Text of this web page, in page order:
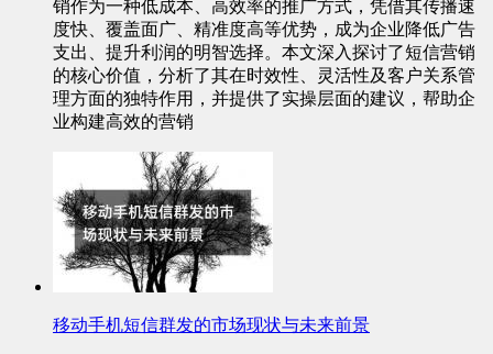
销作为一种低成本、高效率的推广方式，凭借其传播速
度快、覆盖面广、精准度高等优势，成为企业降低广告
支出、提升利润的明智选择。本文深入探讨了短信营销
的核心价值，分析了其在时效性、灵活性及客户关系管
理方面的独特作用，并提供了实操层面的建议，帮助企
业构建高效的营销
移动手机短信群发的市场现状与未来前景